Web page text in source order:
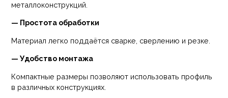
металлоконструкций.
— Простота обработки
Материал легко поддаётся сварке, сверлению и резке.
— Удобство монтажа
Компактные размеры позволяют использовать профиль
в различных конструкциях.